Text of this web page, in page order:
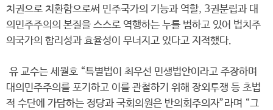
치권으로 치환함으로써 민주국가의 기능과 역할, 3권분립과 대
의민주주의의 본질을 스스로 역행하는 누를 범하고 있어 법치주
의국가의 합리성과 효율성이 무너지고 있다고 지적했다.
유 교수는 세월호 “특별법이 최우선 민생법안이라고 주장하며
대의민주주의를 포기하고 이를 관철하기 위해 장외투쟁 등 초법
적 수단에 가담하는 정당과 국회의원은 반의회주의자”라며 “그